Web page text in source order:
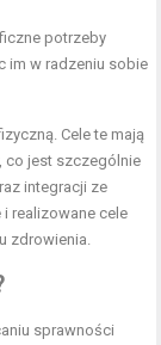
potrzeby
im w radzeniu sobie
Cele te mają
co jest szczególnie
integracji ze
realizowane cele
zdrowienia.
sprawności